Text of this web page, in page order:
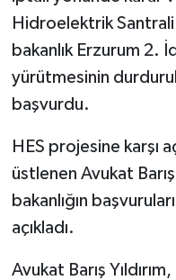
Hidroelektrik
bakanlık Erzurum 2.
yürütmesinin
başvurdu.
HES projesine karşı
üstlenen Avukat
bakanlığın
açıkladı.
Avukat Barış